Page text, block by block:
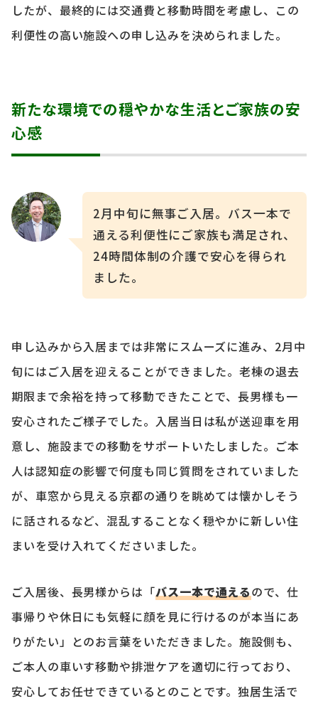
したが、最終的には交通費と移動時間を考慮し、この
利便性の高い施設への申し込みを決められました。
新たな環境での穏やかな生活とご家族の安
心感
2月中旬に無事ご入居。バス一本で
通える利便性にご家族も満足され、
24時間体制の介護で安心を得られ
ました。
申し込みから入居までは非常にスムーズに進み、2月中
旬にはご入居を迎えることができました。老棟の退去
期限まで余裕を持って移動できたことで、長男様も一
安心されたご様子でした。入居当日は私が送迎車を用
意し、施設までの移動をサポートいたしました。ご本
人は認知症の影響で何度も同じ質問をされていました
が、車窓から見える京都の通りを眺めては懐かしそう
に話されるなど、混乱することなく穏やかに新しい住
まいを受け入れてくださいました。
ご入居後、長男様からは「バス一本で通えるので、仕
事帰りや休日にも気軽に顔を見に行けるのが本当にあ
りがたい」とのお言葉をいただきました。施設側も、
ご本人の車いす移動や排泄ケアを適切に行っており、
安心してお任せできているとのことです。独居生活で